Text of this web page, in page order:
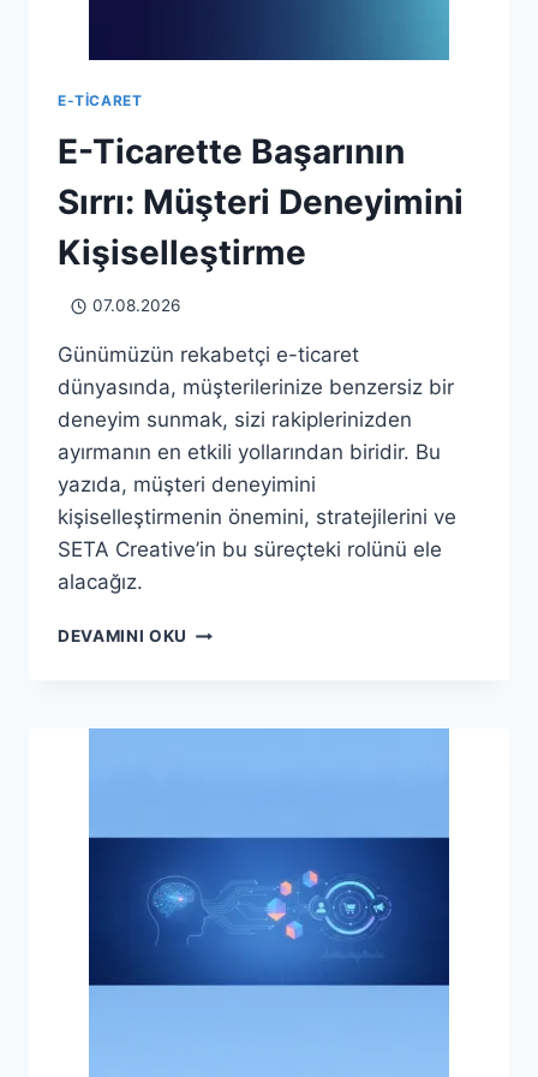
E-TICARET
E-Ticarette Başarının
Sırrı: Müşteri Deneyimini
Kişiselleştirme
07.08.2026
Günümüzün rekabetçi e-ticaret
dünyasında, müşterilerinize benzersiz bir
deneyim sunmak, sizi rakiplerinizden
ayırmanın en etkili yollarından biridir. Bu
yazıda, müşteri deneyimini
kişiselleştirmenin önemini, stratejilerini ve
SETA Creative’in bu süreçteki rolünü ele
alacağız.
DEVAMINI OKU E-
MÜŞTERI